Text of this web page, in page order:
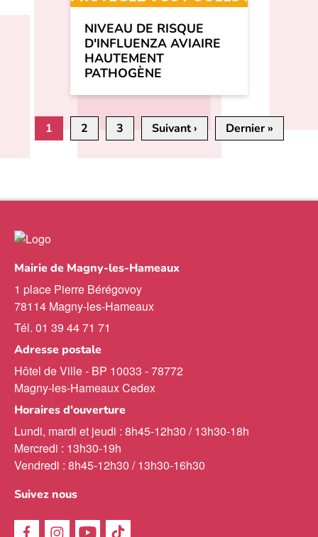
NIVEAU DE RISQUE
D'INFLUENZA AVIAIRE
HAUTEMENT
PATHOGÈNE
Pagination
1 2 3 Suivant ›
suivante
Dernier »
page
Mairie de Magny-les-Hameaux
1 place Pierre Bérégovoy
78114 Magny-les-Hameaux
Tél. 01 39 44 71 71
Adresse postale
Hôtel de Ville - BP 10033 - 78772
Magny-les-Hameaux Cedex
Horaires d'ouverture
Lundi, mardi et jeudi : 8h45-12h30 / 13h30-18h
Mercredi : 13h30-19h
Vendredi : 8h45-12h30 / 13h30-16h30
Suivez nous